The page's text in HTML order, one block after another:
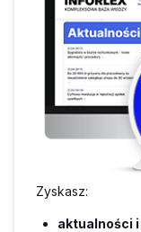
Zyskasz:
aktualności